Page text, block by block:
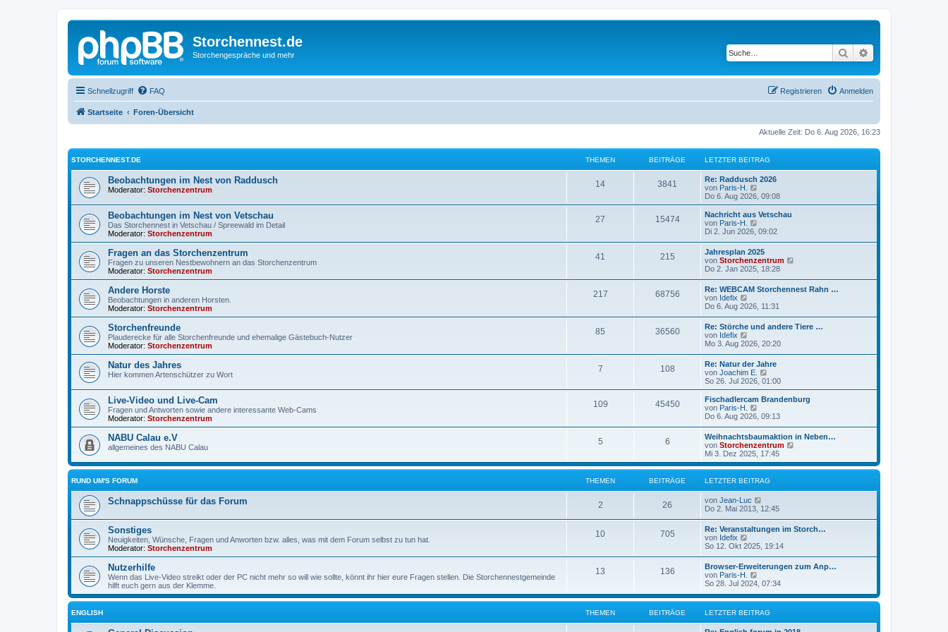
Storchennest.de
Storchengespräche und mehr Suche
Schnellzugriff FAQ Anmelden
Registrieren
Startseite Foren-Übersicht
Aktuelle Zeit: Do 6. Aug 2026, 16:23
STORCHENNEST.DE THEMEN BEITRÄGE LETZTER BEITRAG
Beobachtungen im Nest von Raddusch
Moderator: Storchenzentrum
14 3841
Re: Raddusch 2026
von Paris-H.
e
u
e
t
r
B
e
i
t
r
g
Do 6. Aug 2026, 09:08
Beobachtungen im Nest von Vetschau
Das Storchennest in Vetschau / Spreewald im Detail
Moderator: Storchenzentrum
27 15474
Nachricht aus Vetschau
von Paris-H.
e
e
s
t
e
r
B
i
t
r
a
g
Di 2. Jun 2026, 09:02
Fragen an das Storchenzentrum
Fragen zu unseren Nestbewohnern an das Storchenzentrum
Moderator: Storchenzentrum
41 215
Jahresplan 2025
von Storchenzentrum
s
r
B
t
Do 2. Jan 2025, 18:28
Andere Horste
Beobachtungen in anderen Horsten.
Moderator: Storchenzentrum
217 68756
Re: WEBCAM Storchennest Rahn …
von Idefix
e
s
t
e
r
B
e
i
t
r
a
g
Do 6. Aug 2026, 11:31
Storchenfreunde
Plauderecke für alle Storchenfreunde und ehemalige Gästebuch-Nutzer
Moderator: Storchenzentrum
85 36560
Re: Störche und andere Tiere …
von Idefix
e
s
t
e
r
B
e
i
t
r
a
g
Mo 3. Aug 2026, 20:20
Natur des Jahres
Hier kommen Artenschützer zu Wort
7 108
Re: Natur der Jahre
von Joachim E.
e
u
e
t
B
e
t
r
a
g
So 26. Jul 2026, 01:00
Live-Video und Live-Cam
Fragen und Antworten sowie andere interessante Web-Cams
Moderator: Storchenzentrum
109 45450
Fischadlercam Brandenburg
von Paris-H.
e
s
t
e
r
e
i
t
Do 6. Aug 2026, 09:13
NABU Calau e.V
allgemeines des NABU Calau
5 6
Weihnachtsbaumaktion in Neben…
von Storchenzentrum
u
e
e
i
Mi 3. Dez 2025, 17:45
RUND UM'S FORUM THEMEN BEITRÄGE LETZTER BEITRAG
Schnappschüsse für das Forum 2 26 von Jean-Luc
e
s
e
r
B
i
t
r
a
g
Do 2. Mai 2013, 12:45
Sonstiges
Neuigkeiten, Wünsche, Fragen und Anworten bzw. alles, was mit dem Forum selbst zu tun hat.
Moderator: Storchenzentrum
10 705
Re: Veranstaltungen im Storch…
von Idefix
e
s
t
e
r
B
e
i
t
So 12. Okt 2025, 19:14
Nutzerhilfe
Wenn das Live-Video streikt oder der PC nicht mehr so will wie sollte, könnt ihr hier eure Fragen stellen. Die Storchennestgemeinde
hilft euch gern aus der Klemme.
13 136
Browser-Erweiterungen zum Anp…
von Paris-H.
e
e
t
e
So 28. Jul 2024, 07:34
ENGLISH THEMEN BEITRÄGE LETZTER BEITRAG